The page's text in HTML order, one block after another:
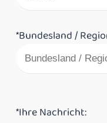
*Bundesland /
*Ihre Nachricht: